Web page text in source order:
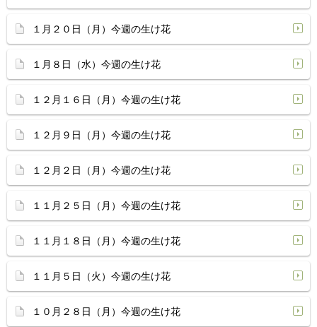
１月２０日（月）今週の生け花
１月８日（水）今週の生け花
１２月１６日（月）今週の生け花
１２月９日（月）今週の生け花
１２月２日（月）今週の生け花
１１月２５日（月）今週の生け花
１１月１８日（月）今週の生け花
１１月５日（火）今週の生け花
１０月２８日（月）今週の生け花